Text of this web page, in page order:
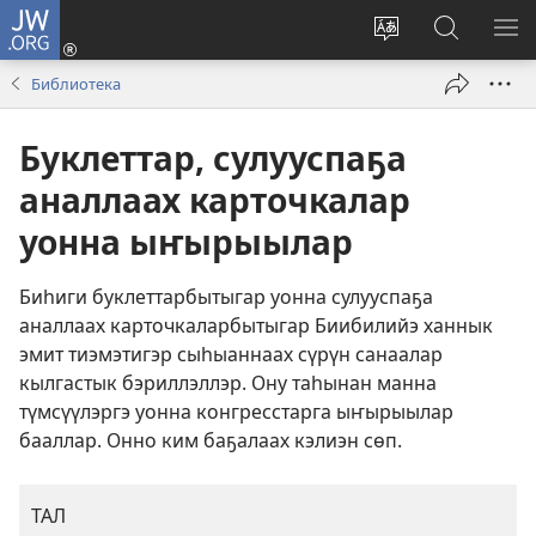
JW.ORG
Change
language
Киирии
(opens
Jw.org
сайтка
Библиотека
Буклеттар, сулууспаҕа
аналлаах карточкалар
уонна ыҥырыылар
Биһиги буклеттарбытыгар уонна сулууспаҕа
аналлаах карточкаларбытыгар Биибилийэ ханнык
эмит тиэмэтигэр сыһыаннаах сүрүн санаалар
кылгастык бэриллэллэр. Ону таһынан манна
түмсүүлэргэ уонна конгресстарга ыҥырыылар
бааллар. Онно ким баҕалаах кэлиэн сөп.
ТАЛ